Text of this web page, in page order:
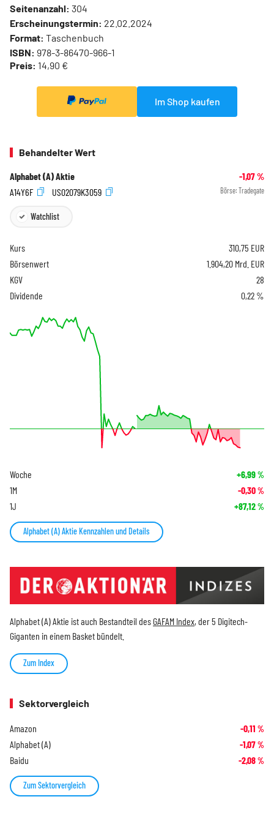
Seitenanzahl: 304
Erscheinungstermin: 22.02.2024
Format: Taschenbuch
ISBN: 978-3-86470-966-1
Preis: 14,90 €
Im Shop kaufen
Behandelter Wert
Alphabet (A) Aktie -1,07%
A14Y6F
US02079K3059 Börse: Tradegate
Watchlist
Kurs 310,75 EUR
Börsenwert
1.904,20 Mrd. EUR
KGV
28
Dividende
0,22 %
Woche +6,99%
1M -0,30%
1J +87,12%
Alphabet (A) Aktie Kennzahlen und Details
Alphabet (A) Aktie ist auch Bestandteil desGAFAM Index, der 5 Digitech-
Giganten in einem Basket bündelt.
Zum Index
Sektorvergleich
Amazon -0,11 %
Alphabet (A) -1,07%
Baidu -2,08%
Zum Sektorvergleich